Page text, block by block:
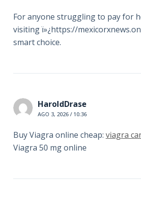
For anyone struggling to pay for
visiting ï»¿https://
smart choice.
HaroldDrase
AGO 3, 2026 / 10:36
Buy Viagra online cheap: viagra
Viagra 50 mg online